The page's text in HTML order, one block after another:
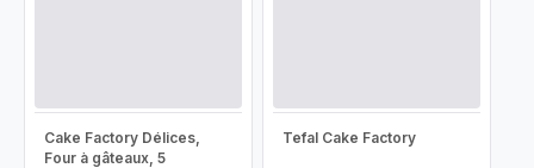
Cake Factory Délices,
Four à gâteaux, 5
Tefal Cake Factory